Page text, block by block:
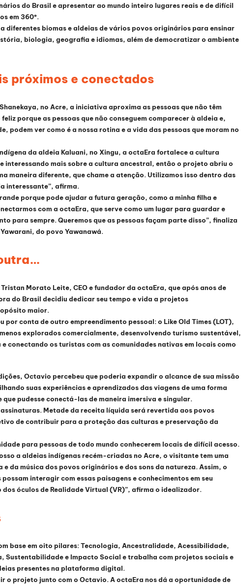
do Brasil e apresentar ao mundo inteiro lugares reais e de difícil
em 360º.
diferentes biomas e aldeias de vários povos originários para ensinar
biologia, geografia e idiomas, além de democratizar o ambiente
próximos e conectados
no Acre, a iniciativa aproxima as pessoas que não têm
porque as pessoas que não conseguem comparecer à aldeia e,
podem ver como é a nossa rotina e a vida das pessoas que moram no
da aldeia Kaluani, no Xingu, a octaEra fortalece a cultura
interessando mais sobre a cultura ancestral, então o projeto abriu o
maneira diferente, que chame a atenção. Utilizamos isso dentro das
interessante”, afirma.
porque pode ajudar a futura geração, como a minha filha e
com a octaEra, que serve como um lugar para guardar e
para sempre. Queremos que as pessoas façam parte disso”, finaliza
do povo Yawanawá.
Morato Leite, CEO e fundador da octaEra, que após anos de
do Brasil decidiu dedicar seu tempo e vida a projetos
maior.
por conta de outro empreendimento pessoal: o Like Old Times (LOT),
explorados comercialmente, desenvolvendo turismo sustentável,
conectando os turistas com as comunidades nativas em locais como
Octavio percebeu que poderia expandir o alcance de sua missão
suas experiências e aprendizados das viagens de uma forma
pudesse conectá-las de maneira imersiva e singular.
Metade da receita líquida será revertida aos povos
de contribuir para a proteção das culturas e preservação da
para pessoas de todo mundo conhecerem locais de difícil acesso.
a aldeias indígenas recém-criadas no Acre, o visitante tem uma
da música dos povos originários e dos sons da natureza. Assim, o
interagir com essas paisagens e conhecimentos em seu
óculos de Realidade Virtual (VR)”, afirma o idealizador.
base em oito pilares: Tecnologia, Ancestralidade, Acessibilidade,
Sustentabilidade e Impacto Social e trabalha com projetos sociais e
presentes na plataforma digital.
o projeto junto com o Octavio. A octaEra nos dá a oportunidade de